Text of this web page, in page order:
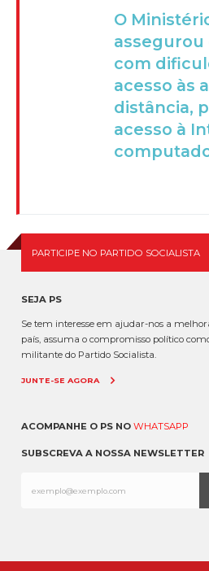
O
assegurou
com
acesso às
distância,
acesso à
PARTICIPE NO PARTIDO SOCIALISTA
SEJA PS
Se tem interesse em ajudar-nos a
país, assuma o compromisso político
militante do Partido Socialista.
JUNTE-SE AGORA
ACOMPANHE O PS NO WHATSAPP
SUBSCREVA A NOSSA NEWSLETTER